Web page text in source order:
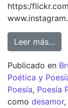
https:/
Leer más…
Publicado en
Poética y
Poesía, Poesía
como desamor,